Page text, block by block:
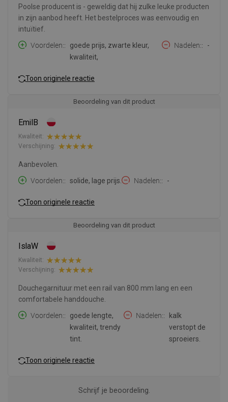
Poolse producent is - geweldig dat hij zulke leuke producten
in zijn aanbod heeft. Het bestelproces was eenvoudig en
intuïtief.
Voordelen:
goede prijs, zwarte kleur,
kwaliteit,
Nadelen: -
Toon originele reactie
Beoordeling van dit product
EmilB
Kwaliteit:
Verschijning:
Aanbevolen.
Voordelen:
solide, lage prijs. Nadelen: -
Toon originele reactie
Beoordeling van dit product
IslaW
Kwaliteit:
Verschijning:
Douchegarnituur met een rail van 800 mm lang en een
comfortabele handdouche.
Voordelen:
goede lengte,
kwaliteit, trendy
tint.
Nadelen:
kalk
verstopt de
sproeiers.
Toon originele reactie
Schrijf je beoordeling.